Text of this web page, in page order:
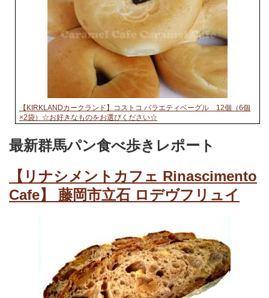
【KIRKLANDカークランド】コストコ バラエティベーグル 12個（6個
×2袋）☆お好きなものをお選びください☆
最新群馬パン食べ歩きレポート
【リナシメントカフェ Rinascimento
Cafe】 藤岡市立石 ロデヴフリュイ